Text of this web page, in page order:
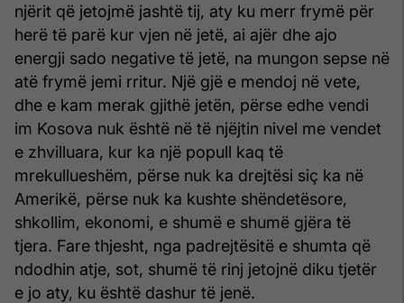
njërit që jetojmë jashtë tij, aty ku merr frymë për
herë të parë kur vjen në jetë, ai ajër dhe ajo
energji sado negative të jetë, na mungon sepse në
atë frymë jemi rritur. Një gjë e mendoj në vete,
dhe e kam merak gjithë jetën, përse edhe vendi
im Kosova nuk është në të njëjtin nivel me vendet
e zhvilluara, kur ka një popull kaq të
mrekullueshëm, përse nuk ka drejtësi siç ka në
Amerikë, përse nuk ka kushte shëndetësore,
shkollim, ekonomi, e shumë e shumë gjëra të
tjera. Fare thjesht, nga padrejtësitë e shumta që
ndodhin atje, sot, shumë të rinj jetojnë diku tjetër
e jo aty, ku është dashur të jenë.